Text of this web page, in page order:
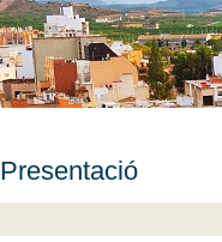
Presentació